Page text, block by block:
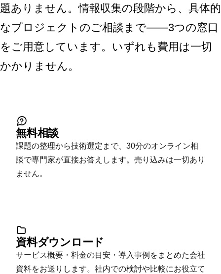
題ありません。情報収集の段階から、具体的
なプロジェクトのご相談まで——3つの窓口
をご用意しています。いずれも費用は一切
かかりません。
無料相談
課題の整理から技術選定まで、30分のオンライン相
談で専門家が直接お答えします。売り込みは一切あり
ません。
資料ダウンロード
サービス概要・料金の目安・導入事例をまとめた会社
資料をお送りします。社内での検討や比較にお役立て